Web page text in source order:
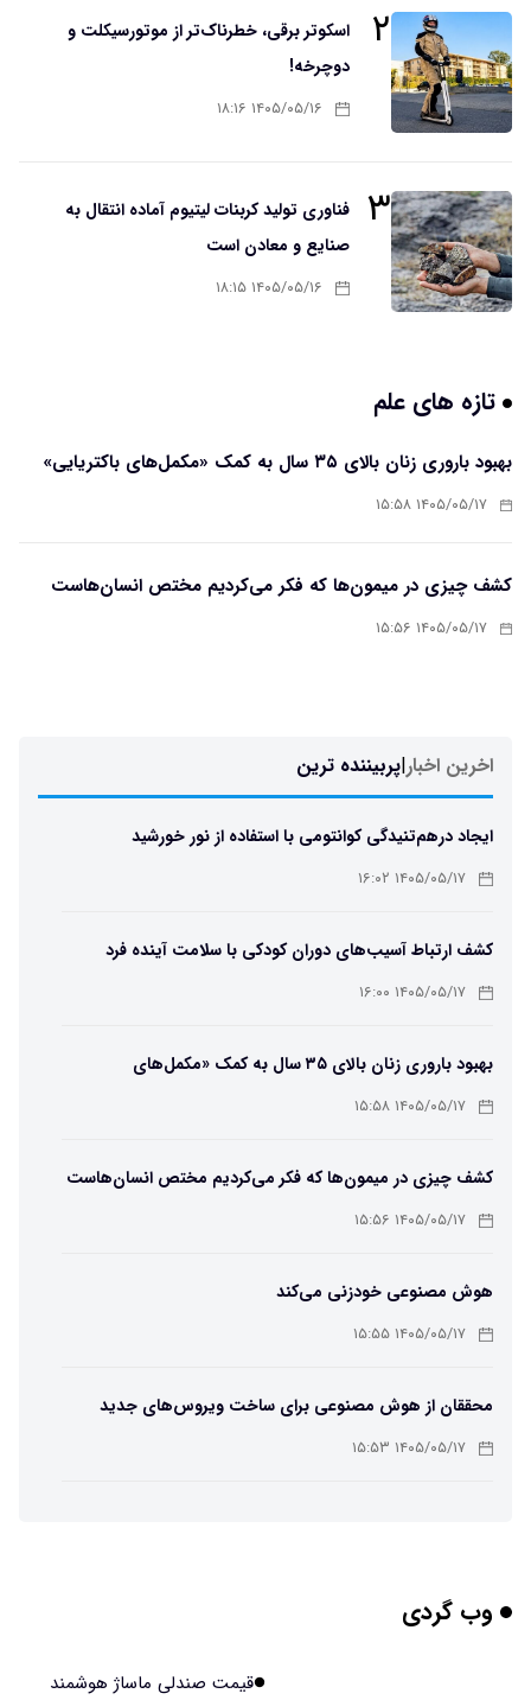
۲
اسکوتر برقی، خطرناک‌تر از موتورسیکلت و
دوچرخه!
۱۴۰۵/۰۵/۱۶ ۱۸:۱۶
۳
فناوری تولید کربنات لیتیوم آماده انتقال به
صنایع و معادن است
۱۴۰۵/۰۵/۱۶ ۱۸:۱۵
تازه های علم
بهبود باروری زنان بالای ۳۵ سال به کمک «مکمل‌های باکتریایی»
۱۴۰۵/۰۵/۱۷ ۱۵:۵۸
کشف چیزی در میمون‌ها که فکر می‌کردیم مختص انسان‌هاست
۱۴۰۵/۰۵/۱۷ ۱۵:۵۶
اخرین اخبار|پربیننده ترین
ایجاد درهم‌تنیدگی کوانتومی با استفاده از نور خورشید
۱۴۰۵/۰۵/۱۷ ۱۶:۰۲
کشف ارتباط آسیب‌های دوران کودکی با سلامت آینده فرد
۱۴۰۵/۰۵/۱۷ ۱۶:۰۰
بهبود باروری زنان بالای ۳۵ سال به کمک «مکمل‌های
باکتریایی»
۱۴۰۵/۰۵/۱۷ ۱۵:۵۸
کشف چیزی در میمون‌ها که فکر می‌کردیم مختص انسان‌هاست
۱۴۰۵/۰۵/۱۷ ۱۵:۵۶
هوش مصنوعی خودزنی می‌کند
۱۴۰۵/۰۵/۱۷ ۱۵:۵۵
محققان از هوش مصنوعی برای ساخت ویروس‌های جدید
استفاده کردند
۱۴۰۵/۰۵/۱۷ ۱۵:۵۳
مریخ‌نورد ناسا به ماه فرستاده می‌شود
وب گردی
قیمت صندلی ماساژ هوشمند